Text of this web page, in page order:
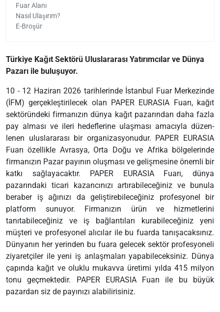
Fuar Alanı
Nasıl Ulaşırım?
E-Broşür
Türkiye Kağıt Sektörü Uluslararası Yatırımcılar ve Dünya
Pazarı ile buluşuyor.
10 - 12 Haziran 2026 tarihlerinde İstanbul Fuar Merkezinde
(İFM) gerçekleştirilecek olan PAPER EURASIA Fuarı, kağıt
sektöründeki firmanızın dünya kağıt pazarından daha fazla
pay alması ve ileri hedeflerine ulaşması amacıyla düzen-
lenen uluslararası bir organizasyonudur. PAPER EURASIA
Fuarı özellikle Avrasya, Orta Doğu ve Afrika bölgelerinde
firmanızın Pazar payının oluşması ve gelişmesine önemli bir
katkı sağlayacaktır. PAPER EURASIA Fuarı, dünya
pazarındaki ticari kazancınızı artırabileceğiniz ve bunula
beraber iş ağınızı da geliştirebileceğiniz profesyonel bir
platform sunuyor. Firmanızın ürün ve hizmetlerini
tanıtabileceğiniz ve iş bağlantıları kurabileceğiniz yeni
müşteri ve profesyonel alıcılar ile bu fuarda tanışacaksınız.
Dünyanın her yerinden bu fuara gelecek sektör profesyoneli
ziyaretçiler ile yeni iş anlaşmaları yapabileceksiniz. Dünya
çapında kağıt ve oluklu mukavva üretimi yılda 415 milyon
tonu geçmektedir. PAPER EURASIA Fuarı ile bu büyük
pazardan siz de payınızı alabilirisiniz.